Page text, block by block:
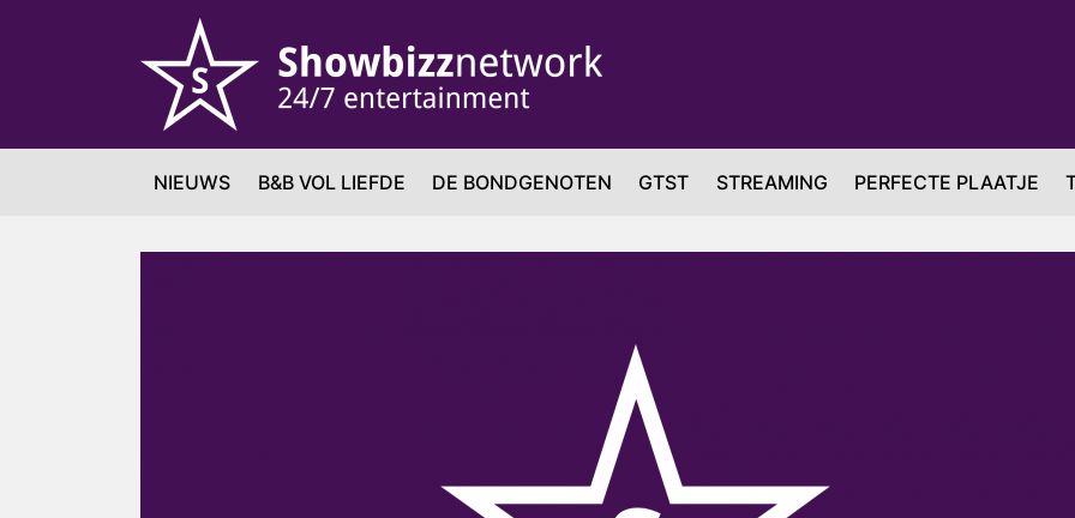
NIEUWS B&B VOL LIEFDE DE BONDGENOTEN GTST STREAMING PERFECTE PLAATJE